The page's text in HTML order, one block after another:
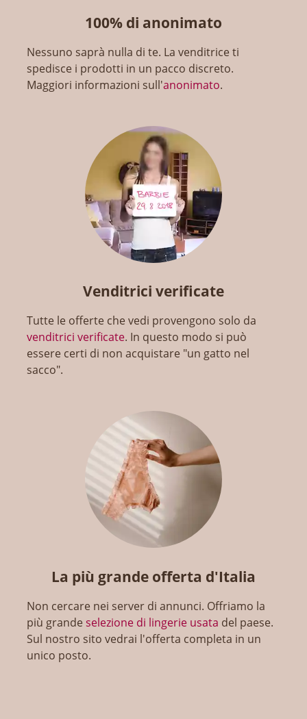
100% di anonimato
Nessuno saprà nulla di te. La venditrice ti
spedisce i prodotti in un pacco discreto.
Maggiori informazioni sull'anonimato.
Venditrici verificate
Tutte le offerte che vedi provengono solo da
venditrici verificate. In questo modo si può
essere certi di non acquistare "un gatto nel
sacco".
La più grande offerta d'Italia
Non cercare nei server di annunci. Offriamo la
più grandeselezione di lingerie usata del paese.
Sul nostro sito vedrai l'offerta completa in un
unico posto.